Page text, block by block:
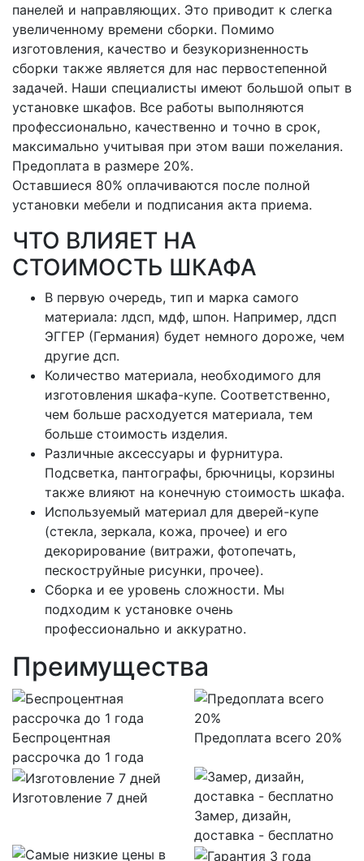
панелей и направляющих. Это приводит к слегка
увеличенному времени сборки. Помимо
изготовления, качество и безукоризненность
сборки также является для нас первостепенной
задачей. Наши специалисты имеют большой опыт в
установке шкафов. Все работы выполняются
профессионально, качественно и точно в срок,
максимально учитывая при этом ваши пожелания.
Предоплата в размере 20%.
Оставшиеся 80% оплачиваются после полной
установки мебели и подписания акта приема.
ЧТО ВЛИЯЕТ НА
СТОИМОСТЬ ШКАФА
В первую очередь, тип и марка самого
материала: лдсп, мдф, шпон. Например, лдсп
ЭГГЕР (Германия) будет немного дороже, чем
другие дсп.
Количество материала, необходимого для
изготовления шкафа-купе. Соответственно,
чем больше расходуется материала, тем
больше стоимость изделия.
Различные аксессуары и фурнитура.
Подсветка, пантографы, брючницы, корзины
также влияют на конечную стоимость шкафа.
Используемый материал для дверей-купе
(стекла, зеркала, кожа, прочее) и его
декорирование (витражи, фотопечать,
пескоструйные рисунки, прочее).
Сборка и ее уровень сложности. Мы
подходим к установке очень
профессионально и аккуратно.
Преимущества
Беспроцентная
рассрочка до 1 года
Предоплата всего 20%
Изготовление 7 дней
Замер, дизайн,
доставка - бесплатно